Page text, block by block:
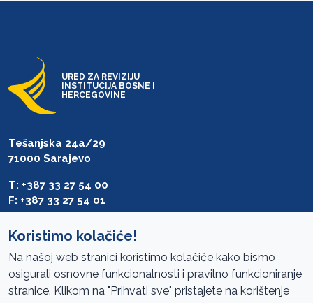
URED ZA REVIZIJU
INSTITUCIJA BOSNE I
HERCEGOVINE
Tešanjska 24a/29
71000 Sarajevo
T: +387 33 27 54 00
F: +387 33 27 54 01
Pristup informacijama
Koristimo kolačiće!
Na našoj web stranici koristimo kolačiće kako bismo
osigurali osnovne funkcionalnosti i pravilno funkcioniranje
stranice. Klikom na "Prihvati sve" pristajete na korištenje